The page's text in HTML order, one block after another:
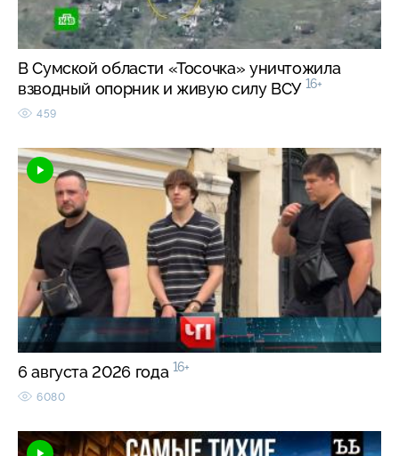
В Сумской области «Тосочка» уничтожила
взводный опорник и живую силу ВСУ 16+
459
6 августа 2026 года 16+
6080